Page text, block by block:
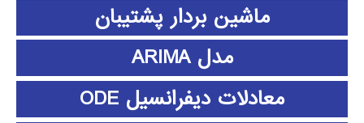
ماشین بردار پشتیبان
مدل ARIMA
معادلات دیفرانسیل ODE